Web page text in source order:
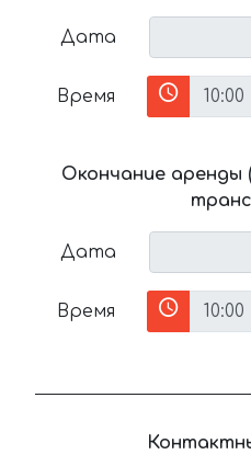
Дата
Время
Окончание аренды
Дата
Время